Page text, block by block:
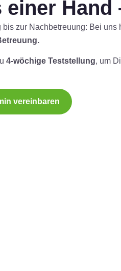
einer
bis zur Nachbetreuung: Bei
4-wöchige Teststellung, um
vereinbaren